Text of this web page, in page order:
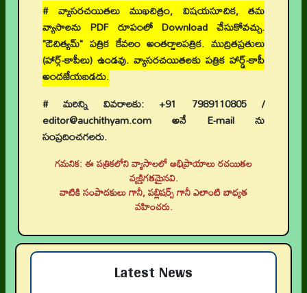
# వ్యాసరచయితలు ముఖచిత్రం, విషయసూచిక, తమ
వ్యాసాలను PDF రూపంలో Download చేసుకోవచ్చు.
"ఔచిత్యమ్" పత్రిక కేవలం అంతర్జాలపత్రిక. ముద్రితప్రతులు
(హార్డ్-కాపీలు) ఉండవు. వ్యాసరచయితలకు పత్రిక హార్డ్-కాపీ
అందజేయబడదు.
# మరిన్ని వివరాలకు: +91 7989110805 /
editor@auchithyam.com అనే E-mail ను
సంప్రదించగలరు.
గమనిక: ఈ పత్రికలోని వ్యాసాలలో అభిప్రాయాలు రచయితల
వ్యక్తిగతమైనవి.
వాటికి సంపాదకులు గానీ, పబ్లిషర్స్ గానీ ఎలాంటి బాధ్యత
వహించరు.
Latest News